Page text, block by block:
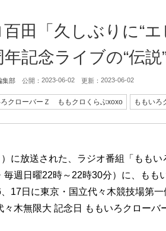
田「久しぶりに“
記念ライブの“伝説
集部 公開： 2023-06-02 更新： 2023-06-02
ろクローバーＺ ももクロくらぶxoxo ももいろ
に放送された、ラジオ番組「もも
毎週日曜22時～22時30分）に、もも
17日に東京・国立代々木競技場第
々木無限大 記念日 ももいろクロー